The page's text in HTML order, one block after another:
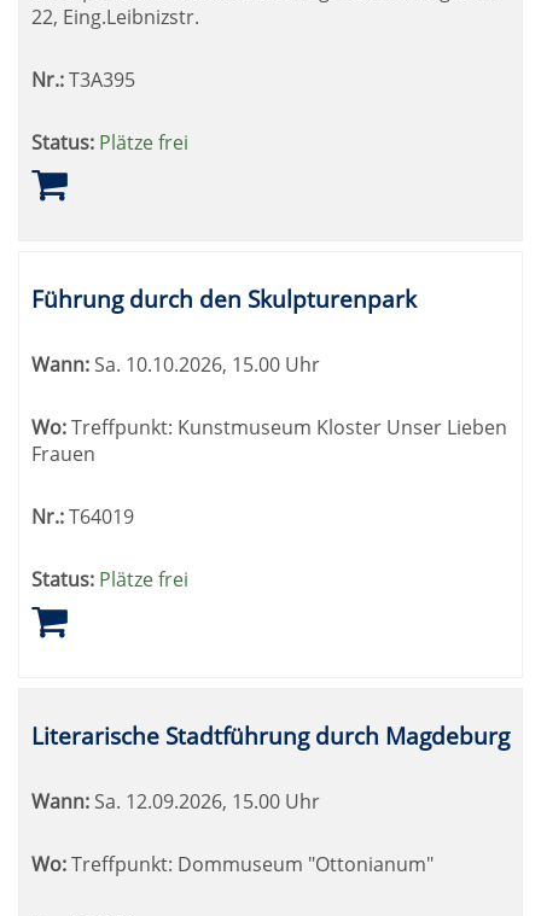
22, Eing.Leibnizstr.
Nr.:T3A395
Status: Plätze frei
Führung durch den Skulpturenpark
Wann:Sa. 10.10.2026, 15.00 Uhr
Wo:Treffpunkt: Kunstmuseum Kloster Unser Lieben
Frauen
Nr.:T64019
Status: Plätze frei
Literarische Stadtführung durch Magdeburg
Wann: Sa. 12.09.2026, 15.00 Uhr
Wo:Treffpunkt: Dommuseum "Ottonianum"